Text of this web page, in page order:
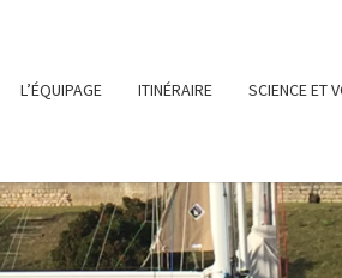
L’ÉQUIPAGE ITINÉRAIRE SCIENCE ET